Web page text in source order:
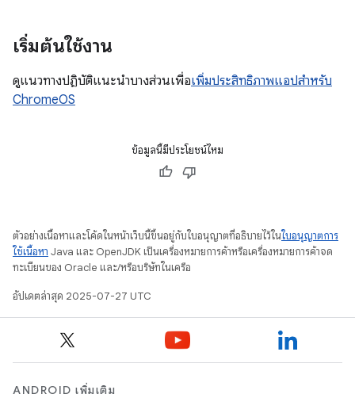
เริ่มต้นใช้งาน
ดูแนวทางปฏิบัติแนะนำบางส่วนเพื่อเพิ่มประสิทธิภาพแอปสำหรับ
ChromeOS
ข้อมูลนี้มีประโยชน์ไหม
ตัวอย่างเนื้อหาและโค้ดในหน้าเว็บนี้ขึ้นอยู่กับใบอนุญาตที่อธิบายไว้ในใบอนุญาตการ
ใช้เนื้อหา Java และ OpenJDK เป็นเครื่องหมายการค้าหรือเครื่องหมายการค้าจด
ทะเบียนของ Oracle และ/หรือบริษัทในเครือ
อัปเดตล่าสุด 2025-07-27 UTC
ANDROID เพิ่มเติม